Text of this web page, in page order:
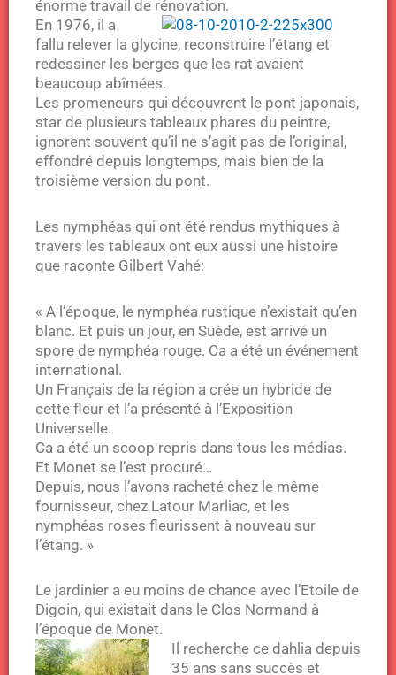
énorme travail de rénovation.
En 1976, il a
fallu relever la glycine, reconstruire l’étang et
redessiner les berges que les rat avaient
beaucoup abîmées.
Les promeneurs qui découvrent le pont japonais,
star de plusieurs tableaux phares du peintre,
ignorent souvent qu’il ne s’agit pas de l’original,
effondré depuis longtemps, mais bien de la
troisième version du pont.
Les nymphéas qui ont été rendus mythiques à
travers les tableaux ont eux aussi une histoire
que raconte Gilbert Vahé:
« A l’époque, le nymphéa rustique n’existait qu’en
blanc. Et puis un jour, en Suède, est arrivé un
spore de nymphéa rouge. Ca a été un événement
international.
Un Français de la région a crée un hybride de
cette fleur et l’a présenté à l’Exposition
Universelle.
Ca a été un scoop repris dans tous les médias.
Et Monet se l’est procuré…
Depuis, nous l’avons racheté chez le même
fournisseur, chez Latour Marliac, et les
nymphéas roses fleurissent à nouveau sur
l’étang. »
Le jardinier a eu moins de chance avec l’Etoile de
Digoin, qui existait dans le Clos Normand à
l’époque de Monet.
Il recherche ce dahlia depuis
35 ans sans succès et